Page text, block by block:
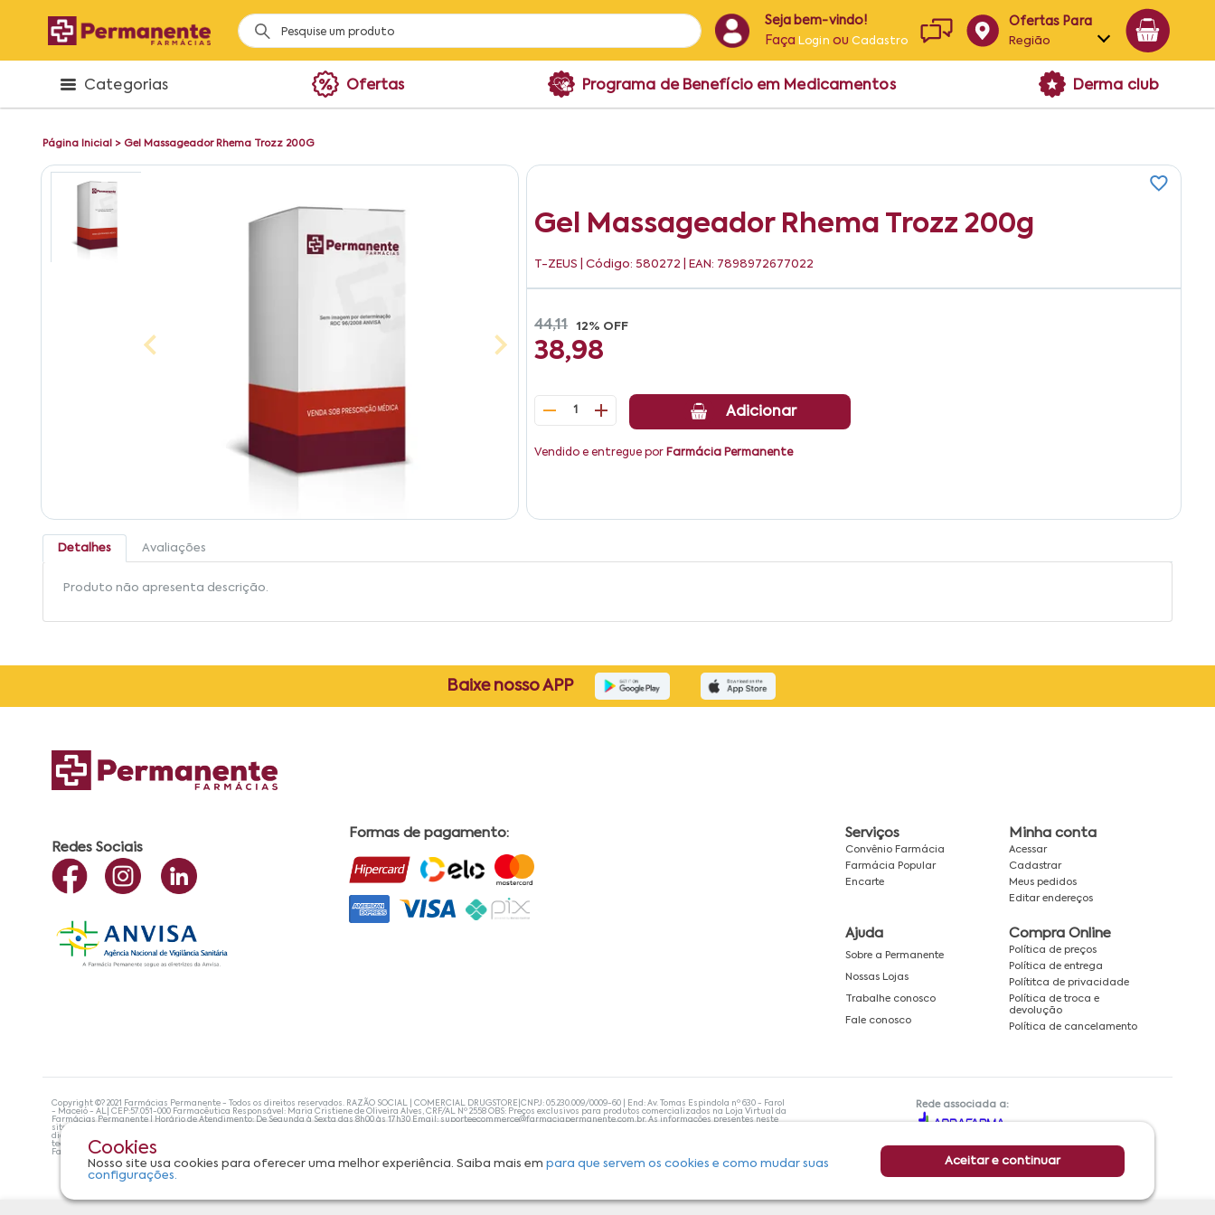
Seja bem-vindo!
Faça Login ouCadastro
Ofertas Para
Região
Alagoas
Categorias Ofertas Programa de Benefício em Medicamentos Derma club
Página Inicial > Gel Massageador Rhema Trozz 200G
Gel Massageador Rhema Trozz 200g
T-ZEUS | Código: 580272 | EAN: 7898972677022
44,11 12% OFF
38,98
1 Adicionar
Vendido e entregue por Farmácia Permanente
Detalhes Avaliações
Produto não apresenta descrição.
Cookies
Nosso site usa cookies para oferecer uma melhor experiência. Saiba mais empara que servem os cookies e como mudar suas
configurações.
Aceitar e continuar
Baixe nosso APP
Redes Sociais
Formas de pagamento: Serviços
Convênio Farmácia
Farmácia Popular
Encarte
Minha conta
Acessar
Cadastrar
Meus pedidos
Editar endereços
Ajuda
Sobre a Permanente
Nossas Lojas
Trabalhe conosco
Fale conosco
Compra Online
Política de preços
Política de entrega
Polítitca de privacidade
Política de troca e
devolução
Política de cancelamento
Copyright ©? 2021 Farmácias Permanente - Todos os direitos reservados. RAZÃO SOCIAL | COMERCIAL DRUGSTORE|CNPJ: 05.230.009/0009-60 | End: Av. Tomas Espindola nº 630 - Farol
- Maceió - AL| CEP:57.051-000 Farmacêutica Responsável: Maria Cristiene de Oliveira Alves, CRF/AL Nº 2558 OBS: Preços exclusivos para produtos comercializados na Loja Virtual da
Farmácias Permanente | Horário de Atendimento: De Segunda à Sexta das 8h00 às 17h30 Email: suporteecommerce@farmaciapermanente.com.br. As informações presentes neste
site não devem ser utilizadas para automedicação e, de forma alguma, substituem as orientações de um profissional da área médica. Apenas o médico está capacitado para
diagnosticar problemas de saúde e prescrever o tratamento adequado. Se os sintomas persistirem, um médico deve ser consultado. A Farmácia Permanente trabalha com as
tecnologias mais avançadas de proteção de dados, para que você possa realizar suas compras com tranquilidade. A privacidade e a segurança dos clientes são compromissos da
Farmácias Permanente. Todos os pedidos efetuados estão sujeitos à confirmação da disponibilidade de produto em nosso estoque.
Rede associada a: